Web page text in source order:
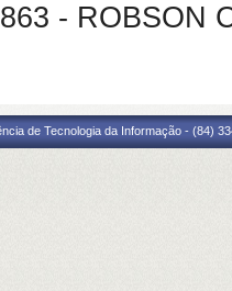
- ROBSON
de Tecnologia da Informação - (84)